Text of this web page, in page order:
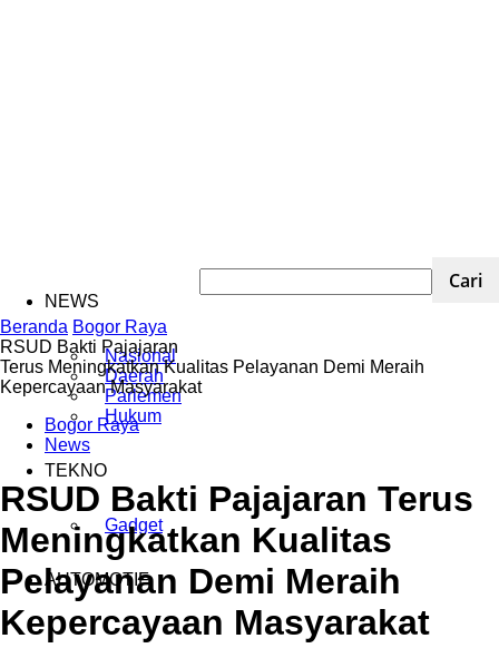
NEWS
Nasional
Daerah
Parlemen
Hukum
TEKNO
Gadget
AUTOMOTIF
Beranda Bogor Raya
RSUD Bakti Pajajaran
Terus Meningkatkan Kualitas Pelayanan Demi Meraih
Kepercayaan Masyarakat
Bogor Raya
News
RSUD Bakti Pajajaran Terus
Meningkatkan Kualitas
Pelayanan Demi Meraih
Kepercayaan Masyarakat